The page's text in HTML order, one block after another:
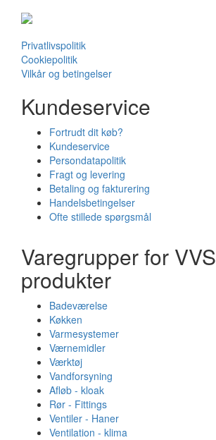
Privatlivspolitik
Cookiepolitik
Vilkår og betingelser
Kundeservice
Fortrudt dit køb?
Kundeservice
Persondatapolitik
Fragt og levering
Betaling og fakturering
Handelsbetingelser
Ofte stillede spørgsmål
Varegrupper for VVS
produkter
Badeværelse
Køkken
Varmesystemer
Værnemidler
Værktøj
Vandforsyning
Afløb - kloak
Rør - Fittings
Ventiler - Haner
Ventilation - klima